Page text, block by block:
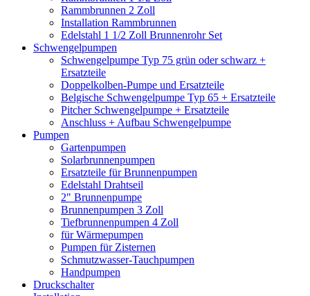
Rammbrunnen 2 Zoll
Installation Rammbrunnen
Edelstahl 1 1/2 Zoll Brunnenrohr Set
Schwengelpumpen
Schwengelpumpe Typ 75 grün oder schwarz +
Ersatzteile
Doppelkolben-Pumpe und Ersatzteile
Belgische Schwengelpumpe Typ 65 + Ersatzteile
Pitcher Schwengelpumpe + Ersatzteile
Anschluss + Aufbau Schwengelpumpe
Pumpen
Gartenpumpen
Solarbrunnenpumpen
Ersatzteile für Brunnenpumpen
Edelstahl Drahtseil
2" Brunnenpumpe
Brunnenpumpen 3 Zoll
Tiefbrunnenpumpen 4 Zoll
für Wärmepumpen
Pumpen für Zisternen
Schmutzwasser-Tauchpumpen
Handpumpen
Druckschalter